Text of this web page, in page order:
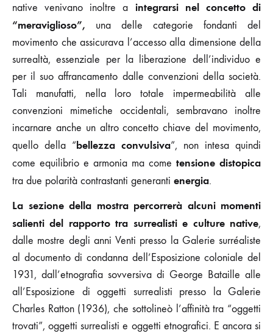
native venivano inoltre a integrarsi nel concetto di
“meraviglioso”, una delle categorie fondanti del
movimento che assicurava l’accesso alla dimensione della
surrealtà, essenziale per la liberazione dell’individuo e
per il suo affrancamento dalle convenzioni della società.
Tali manufatti, nella loro totale impermeabilità alle
convenzioni mimetiche occidentali, sembravano inoltre
incarnare anche un altro concetto chiave del movimento,
quello della “bellezza convulsiva”, non intesa quindi
come equilibrio e armonia ma come tensione distopica
tra due polarità contrastanti generanti energia.
La sezione della mostra percorrerà alcuni momenti
salienti del rapporto tra surrealisti e culture native,
dalle mostre degli anni Venti presso la Galerie surréaliste
al documento di condanna dell’Esposizione coloniale del
1931, dall’etnografia sovversiva di George Bataille alle
all’Esposizione di oggetti surrealisti presso la Galerie
Charles Ratton (1936), che sottolineò l’affinità tra “oggetti
trovati”, oggetti surrealisti e oggetti etnografici. E ancora si